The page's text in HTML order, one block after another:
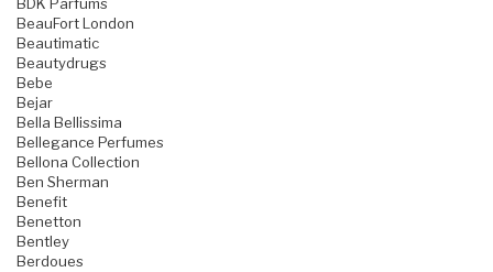
BDK Parfums
BeauFort London
Beautimatic
Beautydrugs
Bebe
Bejar
Bella Bellissima
Bellegance Perfumes
Bellona Collection
Ben Sherman
Benefit
Benetton
Bentley
Berdoues